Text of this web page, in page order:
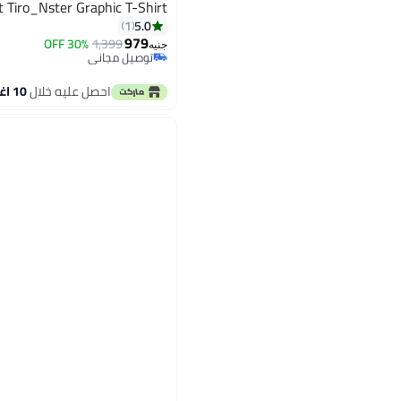
Tiro_Nster Graphic T-Shirt
5.0
1
جنيه979
1,399
30% OFFتوصيل مجاني
باقي 1 وحدات في المخزون
احصل عليه خلال10 اغسطس